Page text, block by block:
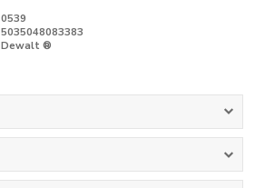
0539
5035048083383
Dewalt ®